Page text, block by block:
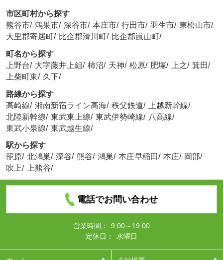
市区町村から探す
熊谷市/ 鴻巣市/ 深谷市/ 本庄市/ 行田市/ 羽生市/ 東松山市/
大里郡寄居町/ 比企郡滑川町/ 比企郡嵐山町/
町名から探す
上野台/ 大字藤井上組/ 柿沼/ 天神/ 松原/ 肥塚/ 上之/ 箕田/
上柴町東/ 久下/
路線から探す
高崎線/ 湘南新宿ライン高海/ 秩父鉄道/ 上越新幹線/
北陸新幹線/ 東武東上線/ 東武伊勢崎線/ 八高線/
東武小泉線/ 東武越生線/
駅から探す
籠原/ 北鴻巣/ 深谷/ 熊谷/ 鴻巣/ 本庄早稲田/ 本庄/ 岡部/
吹上/ 上熊谷/
電話でお問い合わせ
営業時間：
9:00～19:00
定休日：
水曜日